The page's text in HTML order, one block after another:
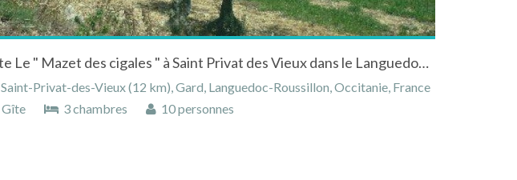
Gite Le " Mazet des cigales " à Saint Privat des Vieux dans le Languedoc Roussillon avec piscine
Saint-Privat-des-Vieux (12 km), Gard, Languedoc-Roussillon, Occitanie, France
Gîte
3 chambres 10 personnes